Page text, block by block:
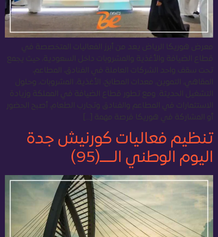
معرض هوريكا الرياض يعد من أبرز الفعاليات المتخصصة في
قطاع الضيافة والأغذية والمشروبات داخل السعودية، حيث يجمع
تحت سقف واحد الشركات العاملة في الفنادق، المطاعم،
المقاهي، التموين، معدات المطابخ، الأغذية، المشروبات، وحلول
التشغيل الحديثة. ومع تطور قطاع الضيافة في المملكة وزيادة
الاستثمارات في المطاعم والفنادق وتجارب الطعام، أصبح الحضور
أو المشاركة في هوريكا فرصة مهمة […]
تنظيم فعاليات كورنيش جدة
اليوم الوطني الــــ(95)